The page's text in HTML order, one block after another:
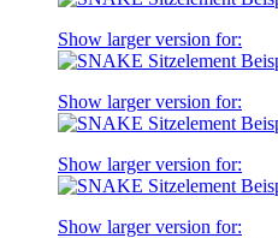
Show larger version for:
Show larger version for:
Show larger version for:
Show larger version for: